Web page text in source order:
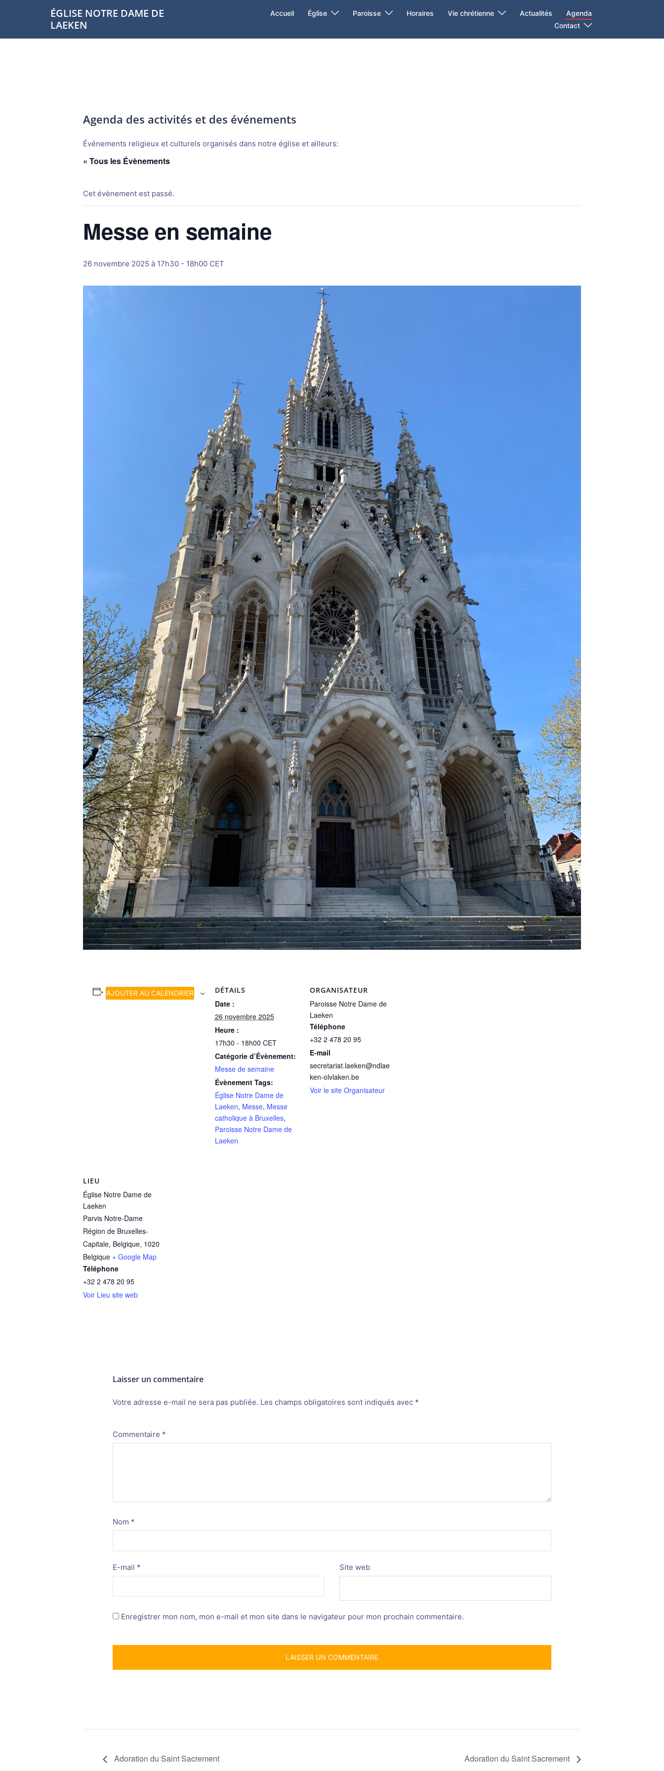
ÉGLISE NOTRE DAME DE
LAEKEN
Accueil Église Paroisse Horaires Vie chrétienne Actualités
Agenda
Contact
Agenda des activités et des événements
Événements religieux et culturels organisés dans notre église et ailleurs:
« Tous les Évènements
Cet évènement est passé.
Messe en semaine
26 novembre 2025 à 17h30 - 18h00 CET
AJOUTER AU CALENDRIER DÉTAILS
Date :
26 novembre 2025
Heure :
17h30 - 18h00 CET
Catégorie d’Évènement:
Messe de semaine
Évènement Tags:
Église Notre Dame de
Laeken, Messe, Messe
catholique à Bruxelles,
Paroisse Notre Dame de
Laeken
ORGANISATEUR
Paroisse Notre Dame de
Laeken
Téléphone
+32 2 478 20 95
E-mail
secretariat.laeken@ndlae
ken-olvlaken.be
Voir le site Organisateur
LIEU
Église Notre Dame de
Laeken
Parvis Notre-Dame
Région de Bruxelles-
Capitale, Belgique, 1020
Belgique + Google Map
Téléphone
+32 2 478 20 95
Voir Lieu site web
Laisser un commentaire
Votre adresse e-mail ne sera pas publiée. Les champs obligatoires sont indiqués avec *
Commentaire *
Nom *
E-mail * Site web
Enregistrer mon nom, mon e-mail et mon site dans le navigateur pour mon prochain commentaire.
Alternative:
Adoration du Saint Sacrement Adoration du Saint Sacrement